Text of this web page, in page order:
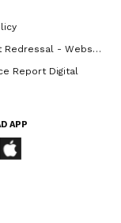
- Website
Report Digital
APP